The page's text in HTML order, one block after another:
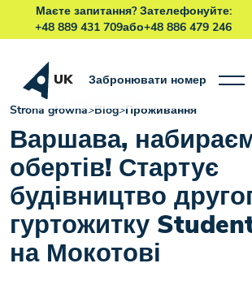
Маєте запитання? Зателефонуйте:
+48 889 431 709або+48 886 479 246
UK
Забронювати номер
Strona główna>Blog>Проживання
Варшава,
обертів! Стартує
будівництво
гуртожитку
на Мокотові